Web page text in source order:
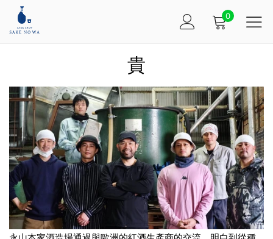
0
貴